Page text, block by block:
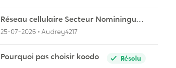
Réseau cellulaire Secteur Nominingue
dans les Hautes-Laurentides instable
25-07-2026 Audrey4217
Pourquoi pas choisir koodo
Résolu